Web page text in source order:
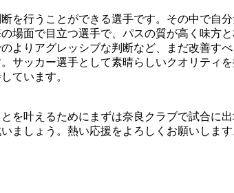
を行うことができる選手です。その中で自
場面で目立つ選手で、パスの質が高く味方
よりアグレッシブな判断など、まだ改善す
サッカー選手として素晴らしいクオリティ
ています。
を叶えるためにまずは奈良クラブで試合に
ましょう。熱い応援をよろしくお願いします